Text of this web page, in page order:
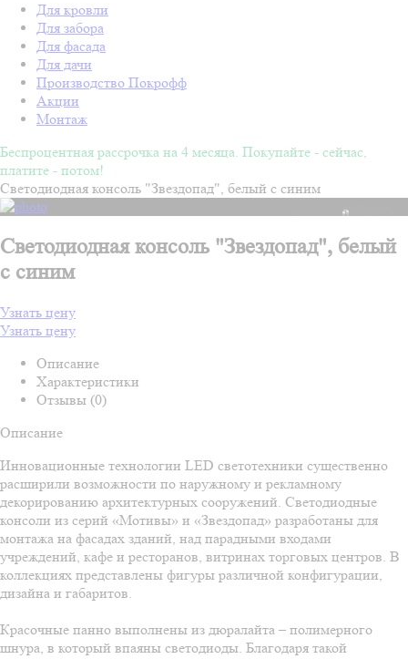
Для кровли
Для забора
Для фасада
Для дачи
Производство Покрофф
Акции
Монтаж
Беспроцентная рассрочка на 4 месяца. Покупайте - сейчас,
платите - потом!
Светодиодная консоль "Звездопад", белый с синим
Светодиодная консоль "Звездопад", белый
с синим
Узнать цену
Узнать цену
Описание
Характеристики
Отзывы (0)
Описание
Инновационные технологии LED светотехники существенно
расширили возможности по наружному и рекламному
декорированию архитектурных сооружений. Светодиодные
консоли из серий «Мотивы» и «Звездопад» разработаны для
монтажа на фасадах зданий, над парадными входами
учреждений, кафе и ресторанов, витринах торговых центров. В
коллекциях представлены фигуры различной конфигурации,
дизайна и габаритов.
Красочные панно выполнены из дюралайта – полимерного
шнура, в который впаяны светодиоды. Благодаря такой